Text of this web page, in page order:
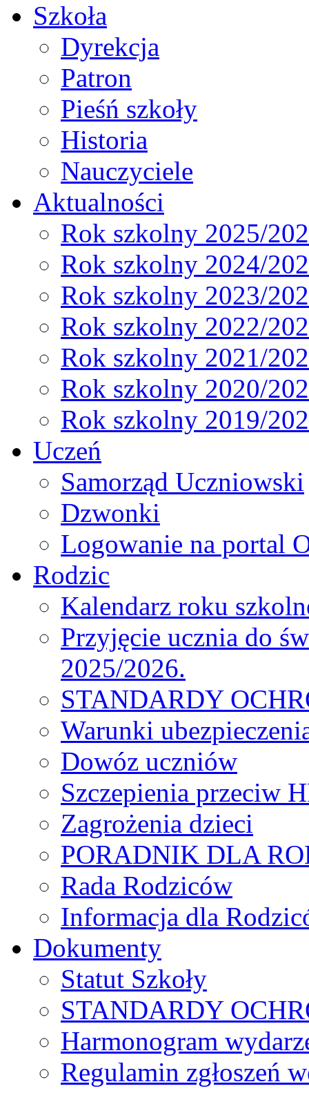
Szkoła
Dyrekcja
Patron
Pieśń szkoły
Historia
Nauczyciele
Aktualności
Rok szkolny 2025/
Rok szkolny 2024/
Rok szkolny 2023/
Rok szkolny 2022/
Rok szkolny 2021/
Rok szkolny 2020/
Rok szkolny 2019/
Uczeń
Samorząd Uczniowski
Dzwonki
Logowanie na portal
Rodzic
Kalendarz roku
Przyjęcie ucznia do
2025/2026.
STANDARDY
Warunki
Dowóz uczniów
Szczepienia przeciw
Zagrożenia dzieci
PORADNIK DLA
Rada Rodziców
Іnformacja dla
Dokumenty
Statut Szkoły
STANDARDY
Harmonogram
Regulamin zgłoszeń